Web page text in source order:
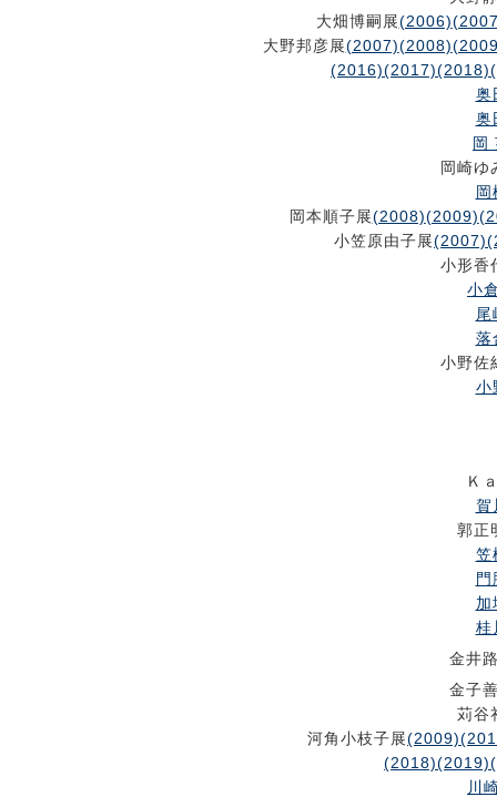
大畑博嗣展(2006)
大野邦彦展(2007)(2008)
(2016)(2017)(2018)
奥
奥
岡
岡崎ゆ
岡
岡本順子展(2008)(2009)
小笠原由子展(2007)
小形香
小
尾
落
小野佐
小
Ｋ
賀
郭正
笠
加
桂
金井
金子
苅谷
河角小枝子展(2009)
(2018)(2019)
川